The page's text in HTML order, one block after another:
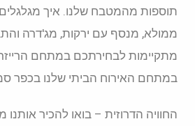
תוספות מהמטבח שלנו. איך מגלגלים
ממולא, מנסף עם ירקות, מג'דרה
מתקיימות לבחירתכם במתחם
במתחם האירוח הביתי שלנו בכפר
החוויה הדרוזית – בואו להכיר אותנו